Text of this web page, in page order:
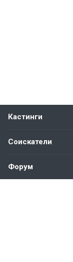
Кастинги
Соискатели
Форум